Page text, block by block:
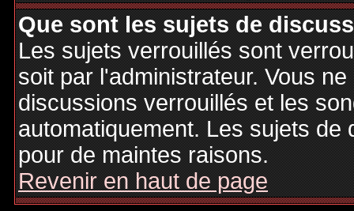
Que sont les sujets de
Les sujets verrouillés sont
soit par l'administrateur. Vous
discussions verrouillés et les
automatiquement. Les sujets
pour de maintes raisons.
Revenir en haut de page